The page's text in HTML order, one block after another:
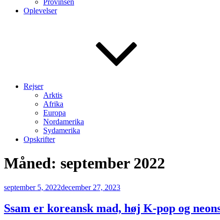
Provinsen
Oplevelser
Rejser
Arktis
Afrika
Europa
Nordamerika
Sydamerika
Opskrifter
Måned: september 2022
Udgivet
september 5, 2022december 27, 2023
Ssam er koreansk mad, høj K-pop og